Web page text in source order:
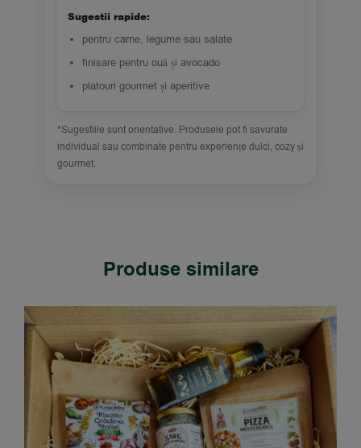
Sugestii rapide:
pentru carne, legume sau salate
finisare pentru ouă și avocado
platouri gourmet și aperitive
*Sugestiile sunt orientative. Produsele pot fi savurate
individual sau combinate pentru experiențe dulci, cozy și
gourmet.
Produse similare